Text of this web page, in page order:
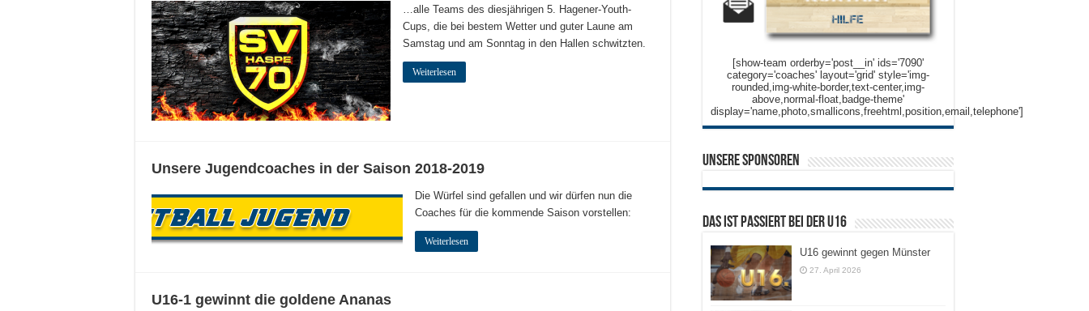
…alle Teams des diesjährigen 5. Hagener-Youth-
Cups, die bei bestem Wetter und guter Laune am
Samstag und am Sonntag in den Hallen schwitzten.
Weiterlesen
Unsere Jugendcoaches in der Saison 2018-2019
Die Würfel sind gefallen und wir dürfen nun die
Coaches für die kommende Saison vorstellen:
Weiterlesen
U16-1 gewinnt die goldene Ananas
[show-team orderby='post__in' ids='7090'
category='coaches' layout='grid' style='img-
rounded,img-white-border,text-center,img-
above,normal-float,badge-theme'
display='name,photo,smallicons,freehtml,position,email,telephone']
Unsere Sponsoren
Das ist passiert bei der U16
U16 gewinnt gegen Münster
27. April 2026